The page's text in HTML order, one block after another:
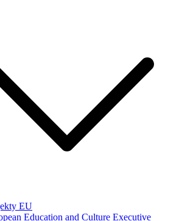
EU
Education and Culture Executive